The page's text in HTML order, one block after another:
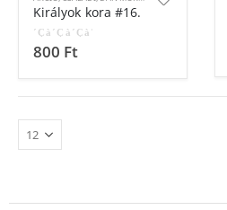
Királyok kora #16.
0out of 5
800 Ft